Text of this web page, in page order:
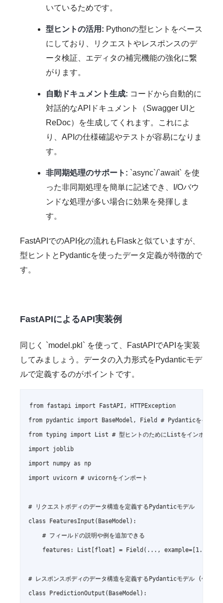
いているためです。
型ヒントの活用: Pythonの型ヒントをベース
にしており、リクエストやレスポンスのデ
ータ検証、エディタの補完機能の強化に繋
がります。
自動ドキュメント生成: コードから自動的に
対話的なAPIドキュメント（Swagger UIと
ReDoc）を生成してくれます。これによ
り、APIの仕様確認やテストが容易になりま
す。
非同期処理のサポート: `async`/`await` を使
った非同期処理を簡単に記述でき、I/Oバウ
ンドな処理が多い場合に効果を発揮しま
す。
FastAPIでのAPI化の流れもFlaskと似ていますが、
型ヒントとPydanticを使ったデータ定義が特徴的で
す。
FastAPIによるAPI実装例
同じく `model.pkl` を使って、FastAPIでAPIを実装
してみましょう。データの入力形式をPydanticモデ
ルで定義するのがポイントです。
from fastapi import FastAPI, HTTPException
from pydantic import BaseModel, Field # Pydanticをインポ
from typing import List # 型ヒントのためにListをインポート
import joblib
import numpy as np
import uvicorn # uvicornをインポート
# リクエストボディのデータ構造を定義するPydanticモデル
class FeaturesInput(BaseModel):
    # フィールドの説明や例を追加できる
features: List[float] = Field(..., example=[1.0,
# レスポンスボディのデータ構造を定義するPydanticモデル (任意だ
class PredictionOutput(BaseModel):